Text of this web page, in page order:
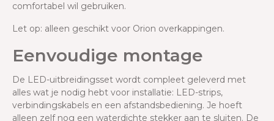
comfortabel wil gebruiken.
Let op: alleen geschikt voor Orion overkappingen.
Eenvoudige montage
De LED-uitbreidingsset wordt compleet geleverd met
alles wat je nodig hebt voor installatie: LED-strips,
verbindingskabels en een afstandsbediening. Je hoeft
alleen zelf nog een waterdichte stekker aan te sluiten. De